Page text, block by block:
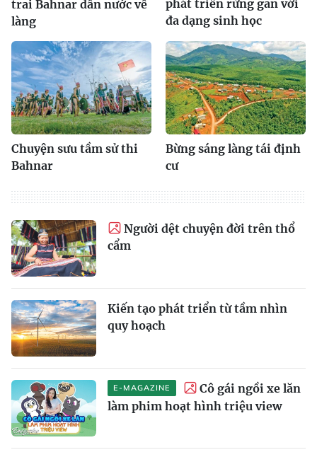
trai Bahnar dẫn nước về
làng
phát triển rừng gắn với
đa dạng sinh học
Chuyện sưu tầm sử thi
Bahnar
Bừng sáng làng tái định
cư
Người dệt chuyện đời trên thổ
cẩm
Kiến tạo phát triển từ tầm nhìn
quy hoạch
E-MAGAZINE
Cô gái ngồi xe lăn
làm phim hoạt hình triệu view